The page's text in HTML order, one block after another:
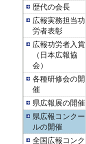
歴代の会長
広報実務担当功
労者表彰
広報功労者入賞
（日本広報協
会）
各種研修会の開
催
県広報展の開催
県広報コンクー
ルの開催
全国広報コンク